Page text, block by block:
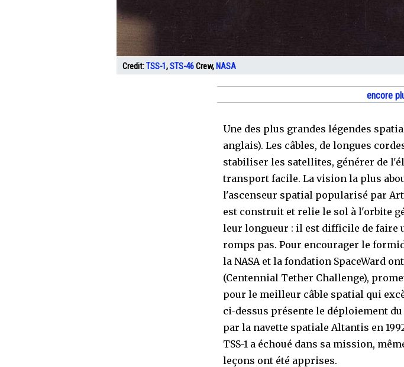
Credit:TSS-1 ,STS-46Crew, NASA
encore
Une des plus grandes légendes
anglais). Les câbles, de longues
stabiliser les satellites, générer de
transport facile. La vision la plus
l'ascenseur spatial popularisé par
est construit et relie le sol à l'orbite
leur longueur : il est difficile de faire
romps pas. Pour encourager le
la NASA et la fondation SpaceWard
(Centennial Tether Challenge),
pour le meilleur câble spatial qui
ci-dessus présente le déploiement du
par la navette spatiale Altantis en
TSS-1 a échoué dans sa mission,
leçons ont été apprises.